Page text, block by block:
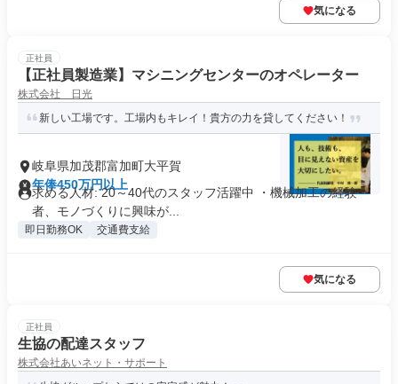
気になる
正社員
【正社員製造業】マシニングセンターのオペレーター
株式会社 日光
新しい工場です。工場内もキレイ！貴方の力を貸してください！
岐阜県加茂郡富加町大平賀
年俸450万円以上
求める人材: 20～40代のスタッフ活躍中 ・機械加工の経験
者、モノづくりに興味が...
即日勤務OK 交通費支給
気になる
正社員
生協の配達スタッフ
株式会社あいネット・サポート